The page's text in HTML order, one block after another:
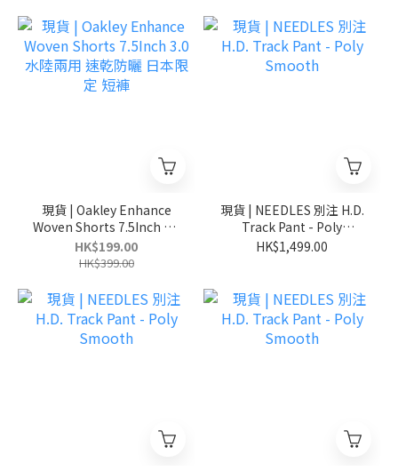
現貨 | Oakley Enhance
Woven Shorts 7.5Inch 3.0
水陸兩用 速乾防曬 日本限
定 短褲
HK$199.00
HK$399.00
現貨 | NEEDLES 別注 H.D.
Track Pant - Poly
Smooth
HK$1,499.00